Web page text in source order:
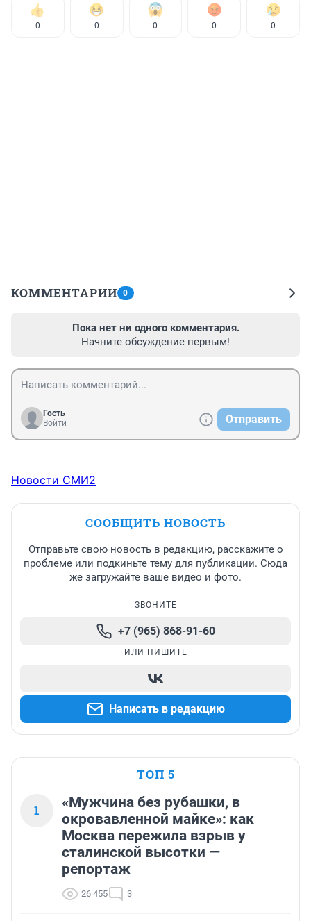
0 0 0 0 0
КОММЕНТАРИИ 0
Пока нет ни одного комментария.
Начните обсуждение первым!
Гость
Войти
Отправить
Новости СМИ2
СООБЩИТЬ НОВОСТЬ
Отправьте свою новость в редакцию, расскажите о
проблеме или подкиньте тему для публикации. Сюда
же загружайте ваше видео и фото.
ЗВОНИТЕ
+7 (965) 868-91-60
ИЛИ ПИШИТЕ
Написать в редакцию
ТОП 5
1
«Мужчина без рубашки, в
окровавленной майке»: как
Москва пережила взрыв у
сталинской высотки —
репортаж
26 455 3